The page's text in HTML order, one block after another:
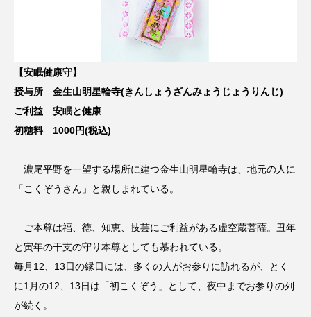
【安眠健康守】
授与所 金生山明星輪寺(きんしょうざんみょうじょうりんじ)
ご利益 安眠と健康
初穂料 1000円(税込)
濃尾平野を一望する場所に建つ金生山明星輪寺は、地元の人に
「こくぞうさん」と親しまれている。
ご本尊は福、徳、知恵、技芸にご利益がある虚空蔵菩薩。丑年
と寅年の干支の守り本尊としても慕われている。
毎月12、13日の縁日には、多くの人がお参りに訪れるが、とく
に1月の12、13日は「初こくぞう」として、夜中までお参りの列
が続く。